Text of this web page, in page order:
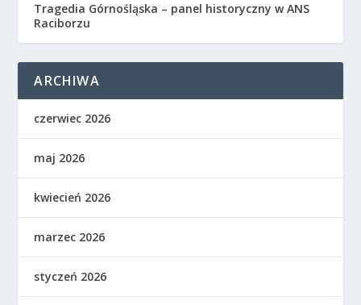
Tragedia Górnośląska – panel historyczny w ANS
Raciborzu
ARCHIWA
czerwiec 2026
maj 2026
kwiecień 2026
marzec 2026
styczeń 2026